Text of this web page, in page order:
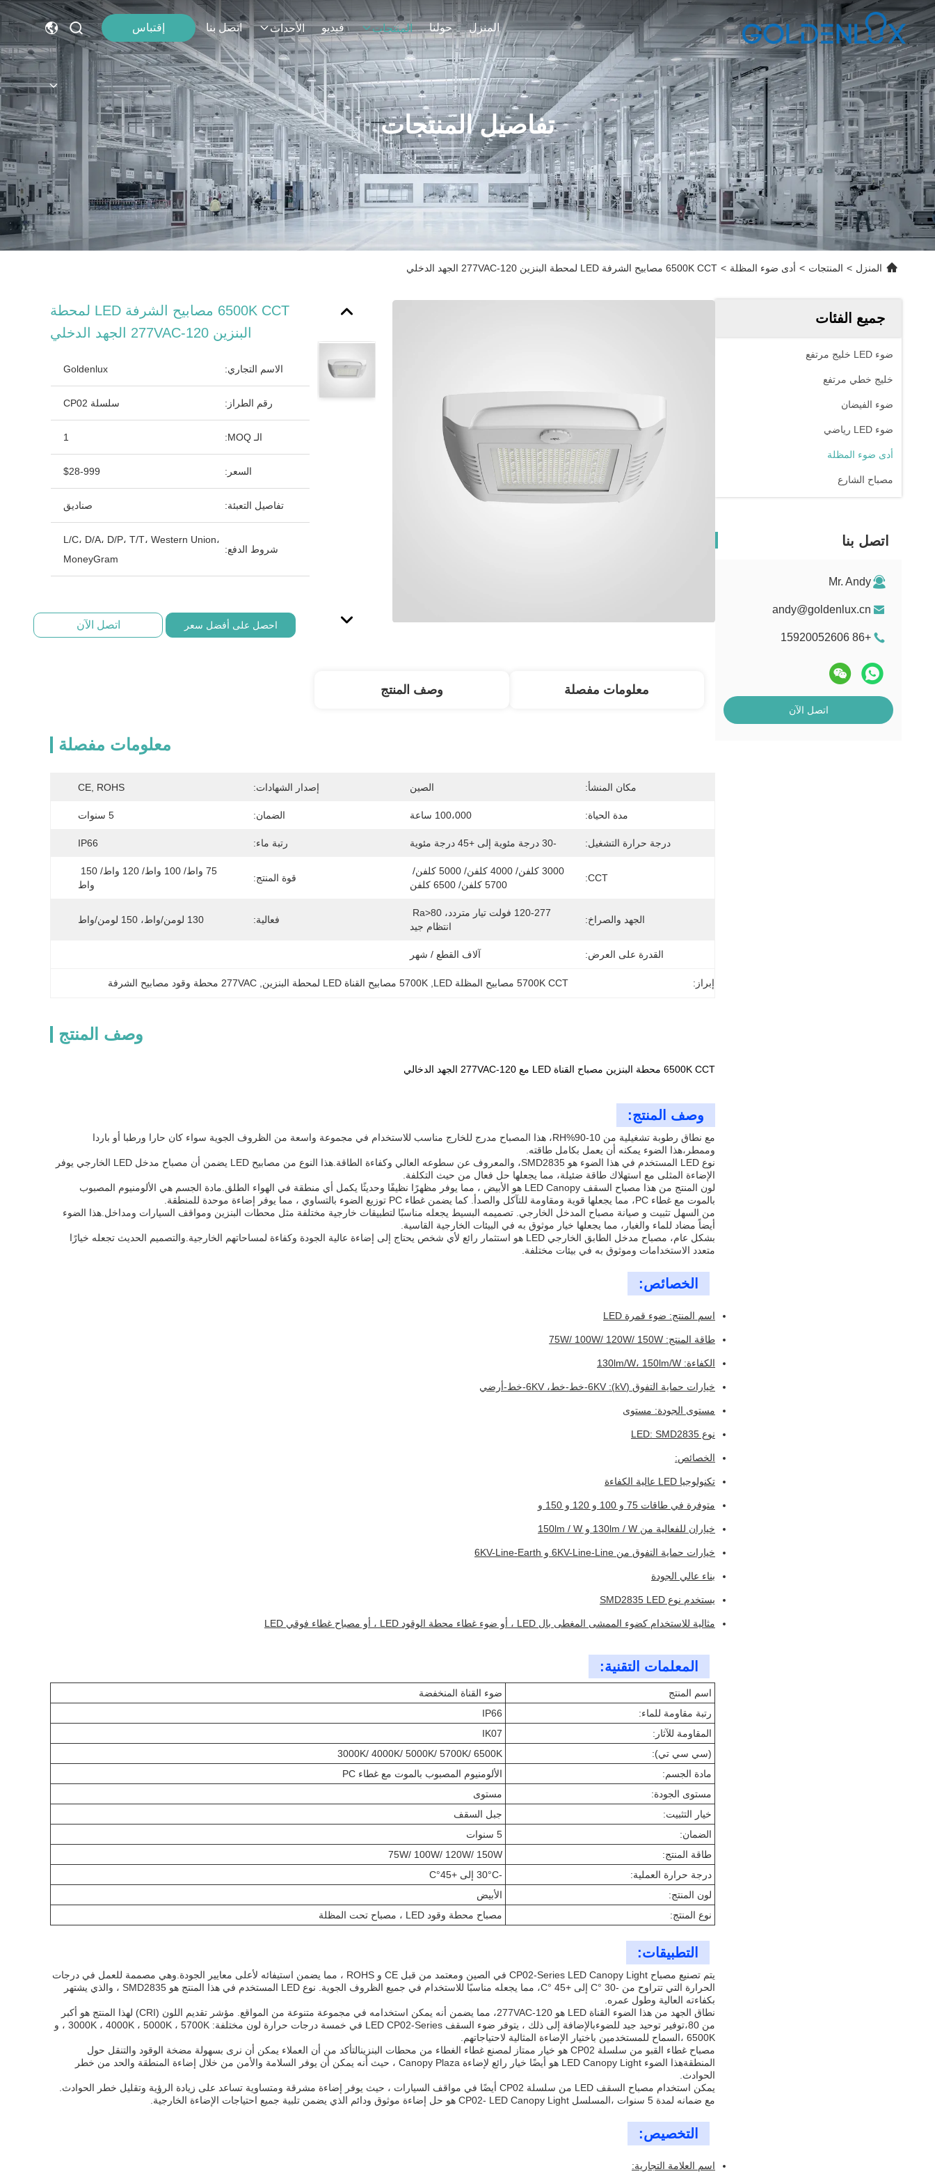
المنزل حولنا المنتجات فيديو الأحداث اتصل بنا إقتباس
تفاصيل المنتجات
المنزل > المنتجات > أدى ضوء المظلة > 6500K CCT مصابيح الشرفة LED لمحطة البنزين 120-277VAC الجهد الدخلي
جميع الفئات
ضوء LED خليج مرتفع
خليج خطي مرتفع
ضوء الفيضان
ضوء LED رياضي
أدى ضوء المظلة
مصباح الشارع
اتصل بنا
Mr. Andy
andy@goldenlux.cn
+86 15920052606
اتصل الآن
6500K CCT مصابيح الشرفة LED لمحطة
البنزين 120-277VAC الجهد الدخلي
الاسم التجاري: Goldenlux
رقم الطراز: سلسلة CP02
الـ MOQ: 1
السعر: $28-999
تفاصيل التعبئة: صناديق
شروط الدفع:
L/C، D/A، D/P، T/T، Western Union،
MoneyGram
احصل على أفضل سعر اتصل الآن
معلومات مفصلة وصف المنتج
معلومات مفصلة
مكان المنشأ: الصين إصدار الشهادات: CE, ROHS
مدة الحياة: 100،000 ساعة الضمان: 5 سنوات
درجة حرارة التشغيل: -30 درجة مئوية إلى +45 درجة مئوية رتبة ماء: IP66
CCT:
5700 كلفن/ 6500 كلفن
قوة المنتج:
واط
الجهد والصراخ:
انتظام جيد
فعالية: 130 لومن/واط، 150 لومن/واط
القدرة على العرض: آلاف القطع / شهر
إبراز: 5700K CCT مصابيح المظلة LED , 5700K مصابيح القناة LED لمحطة البنزين , 277VAC محطة وقود مصابيح الشرفة
وصف المنتج
6500K CCT محطة البنزين مصباح القناة LED مع 120-277VAC الجهد الدخالي
وصف المنتج:
مع نطاق رطوبة تشغيلية من 10-90%RH، هذا المصباح مدرج للخارج مناسب للاستخدام في مجموعة واسعة من الظروف الجوية سواء كان حارا ورطبا أو باردا
وممطر،هذا الضوء يمكنه أن يعمل بكامل طاقته.
نوع LED المستخدم في هذا الضوء هو SMD2835، والمعروف عن سطوعه العالي وكفاءة الطاقة.هذا النوع من مصابيح LED يضمن أن مصباح مدخل LED الخارجي يوفر
الإضاءة المثلى مع استهلاك طاقة ضئيلة، مما يجعلها حل فعال من حيث التكلفة.
لون المنتج من هذا مصباح السقف LED Canopy هو الأبيض ، مما يوفر مظهرًا نظيفًا وحديثًا يكمل أي منطقة في الهواء الطلق.مادة الجسم هي الألومنيوم المصبوب
بالموت مع غطاء PC، مما يجعلها قوية ومقاومة للتآكل والصدأ. كما يضمن غطاء PC توزيع الضوء بالتساوي ، مما يوفر إضاءة موحدة للمنطقة.
من السهل تثبيت و صيانة مصباح المدخل الخارجي. تصميمه البسيط يجعله مناسبًا لتطبيقات خارجية مختلفة مثل محطات البنزين ومواقف السيارات ومداخل.هذا الضوء
أيضاً مضاد للماء والغبار، مما يجعلها خيار موثوق به في البيئات الخارجية القاسية.
بشكل عام، مصباح مدخل الطابق الخارجي LED هو استثمار رائع لأي شخص يحتاج إلى إضاءة عالية الجودة وكفاءة لمساحاتهم الخارجية.والتصميم الحديث تجعله خيارًا
متعدد الاستخدامات وموثوق به في بيئات مختلفة.
الخصائص:
اسم المنتج: ضوء قمرة LED
طاقة المنتج: 75W/ 100W/ 120W/ 150W
الكفاءة: 130lm/W، 150lm/W
خيارات حماية التفوق (kV): 6KV-خط-خط، 6KV-خط-أرضي
مستوى الجودة: مستوى
نوع LED: SMD2835
الخصائص:
تكنولوجيا LED عالية الكفاءة
متوفرة في طاقات 75 و 100 و 120 و 150 و
خياران للفعالية من 130lm / W و 150lm / W
خيارات حماية التفوق من 6KV-Line-Line و 6KV-Line-Earth
بناء عالي الجودة
يستخدم نوع SMD2835 LED
مثالية للاستخدام كضوء الممشى المغطى بال LED ، أو ضوء غطاء محطة الوقود LED ، أو مصباح غطاء فوقي LED
المعلمات التقنية:
اسم المنتج
ضوء القناة المنخفضة
رتبة مقاومة للماء:
IP66
المقاومة للآثار:
IK07
(سي سي تي):
3000K/ 4000K/ 5000K/ 5700K/ 6500K
مادة الجسم:
الألومنيوم المصبوب بالموت مع غطاء PC
مستوى الجودة:
مستوى
خيار التثبيت:
جبل السقف
الضمان:
5 سنوات
طاقة المنتج:
75W/ 100W/ 120W/ 150W
درجة حرارة العملية:
-30°C إلى +45°C
لون المنتج:
الأبيض
نوع المنتج:
مصباح محطة وقود LED ، مصباح تحت المظلة
التطبيقات:
يتم تصنيع مصباح CP02-Series LED Canopy Light في الصين ومعتمد من قبل CE و ROHS ، مما يضمن استيفائه لأعلى معايير الجودة.وهي مصممة للعمل في درجات
الحرارة التي تتراوح من -30 °C إلى +45 °C، مما يجعله مناسبًا للاستخدام في جميع الظروف الجوية. نوع LED المستخدم في هذا المنتج هو SMD2835 ، والذي يشتهر
بكفاءته العالية وطول عمره.
نطاق الجهد من هذا الضوء القناة LED هو 120-277VAC، مما يضمن أنه يمكن استخدامه في مجموعة متنوعة من المواقع. مؤشر تقديم اللون (CRI) لهذا المنتج هو أكبر
من 80،توفير توحيد جيد للضوءبالإضافة إلى ذلك ، يتوفر ضوء السقف LED CP02-Series في خمسة درجات حرارة لون مختلفة: 3000K ، 4000K ، 5000K ، 5700K ، و
6500K ،السماح للمستخدمين باختيار الإضاءة المثالية لاحتياجاتهم.
مصباح غطاء القبو من سلسلة CP02 هو خيار ممتاز لمصنع غطاء الغطاء من محطات البنزينالتأكد من أن العملاء يمكن أن نرى بسهولة مضخة الوقود والتنقل حول
المنطقةهذا الضوء LED Canopy Light هو أيضًا خيار رائع لإضاءة Canopy Plaza ، حيث أنه يمكن أن يوفر السلامة والأمن من خلال إضاءة المنطقة والحد من خطر
الحوادث.
يمكن استخدام مصباح السقف LED من سلسلة CP02 أيضًا في مواقف السيارات ، حيث يوفر إضاءة مشرقة ومتساوية تساعد على زيادة الرؤية وتقليل خطر الحوادث.
مع ضمانه لمدة 5 سنوات ،المسلسل CP02- LED Canopy Light هو حل إضاءة موثوق ودائم الذي يضمن تلبية جميع احتياجات الإضاءة الخارجية.
التخصيص:
اسم العلامة التجارية: